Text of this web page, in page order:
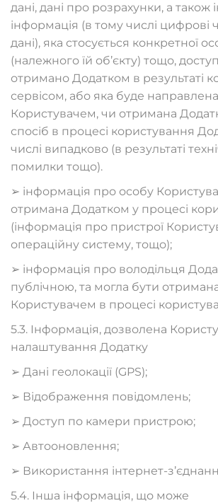
дані, дані про розрахунки, а також
інформація (в тому числі цифрові
дані), яка стосується конкретної
(належного їй об’єкту) тощо,
отримано Додатком в результаті
сервісом, або яка буде направлена
Користувачем, чи отримана
спосіб в процесі користування
числі випадково (в результаті
помилки тощо).
➢ інформація про особу
отримана Додатком у процесі
(інформація про пристрої
операційну систему, тощо);
➢ інформація про володільця
публічною, та могла бути
Користувачем в процесі
5.3. Інформація, дозволена
налаштування Додатку
➢ Дані геолокації (GPS);
➢ Відображення повідомлень;
➢ Доступ по камери пристрою;
➢ Автооновлення;
➢ Використання інтернет-
5.4. Інша інформація, що може